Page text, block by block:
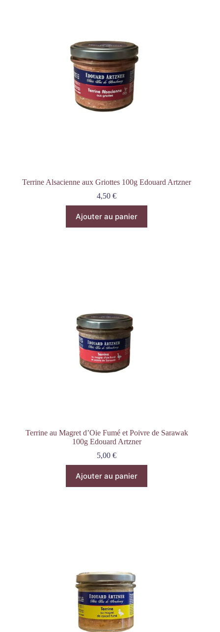
Terrine Alsacienne aux Griottes 100g Edouard Artzner
4,50€
Ajouter au panier
Terrine au Magret d’Oie Fumé et Poivre de Sarawak
100g Edouard Artzner
5,00€
Ajouter au panier